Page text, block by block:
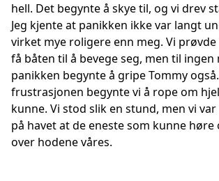
hell. Det begynte å skye til, og vi drev
Jeg kjente at panikken ikke var langt
virket mye roligere enn meg. Vi prøvde
få båten til å bevege seg, men til ingen
panikken begynte å gripe Tommy
frustrasjonen begynte vi å rope om
kunne. Vi stod slik en stund, men vi
på havet at de eneste som kunne høre
over hodene våres.